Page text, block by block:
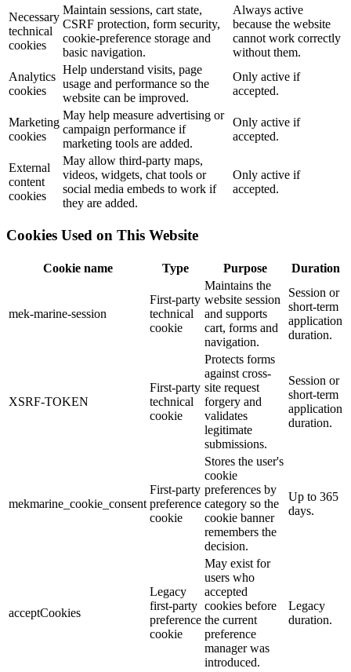
Necessary
technical
cookies
Maintain sessions, cart state,
CSRF protection, form security,
cookie-preference storage and
basic navigation.
Always active
because the website
cannot work correctly
without them.
Analytics
cookies
Help understand visits, page
usage and performance so the
website can be improved.
Only active if
accepted.
Marketing
cookies
May help measure advertising or
campaign performance if
marketing tools are added.
Only active if
accepted.
External
content
cookies
May allow third-party maps,
videos, widgets, chat tools or
social media embeds to work if
they are added.
Only active if
accepted.
Cookies Used on This Website
Cookie name Type Purpose Duration
mek-marine-session
First-party
technical
cookie
Maintains the
website session
and supports
cart, forms and
navigation.
Session or
short-term
application
duration.
XSRF-TOKEN
First-party
technical
cookie
Protects forms
against cross-
site request
forgery and
validates
legitimate
submissions.
Session or
short-term
application
duration.
mekmarine_cookie_consent
First-party
preference
cookie
Stores the user's
cookie
preferences by
category so the
cookie banner
remembers the
decision.
Up to 365
days.
acceptCookies
Legacy
first-party
preference
cookie
May exist for
users who
accepted
cookies before
the current
preference
manager was
introduced.
Legacy
duration.